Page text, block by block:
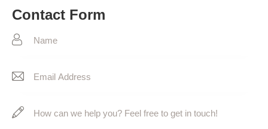
on
Contact Form